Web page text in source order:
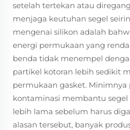
setelah tertekan atau
menjaga keutuhan segel
mengenai silikon adalah
energi permukaan yang
benda tidak menempel
partikel kotoran lebih sedikit
permukaan gasket.
kontaminasi membantu
lebih lama sebelum harus
alasan tersebut, banyak